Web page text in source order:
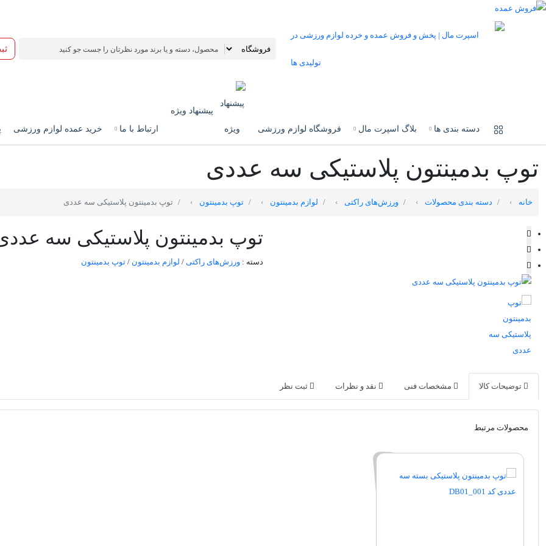
دسته بندی ها بلاگ اسپرت مال فروشگاه لوازم ورزشی
پیشنهاد ویژه
ارتباط با ما
خرید عمده لوازم ورزشی
توپ بدمینتون پلاستیکی سه عددی
خانه دسته بندی محصولات ورزش‌های راکتی لوازم بدمینتون توپ بدمینتون توپ بدمینتون پلاستیکی سه عددی
توپ بدمینتون پلاستیکی سه
دسته : ورزش‌های راکتی / لوازم بدمینتون / توپ بدمینتون
توضیحات کالا مشخصات فنی نقد و نظرات ثبت نظر
محصولات مرتبط